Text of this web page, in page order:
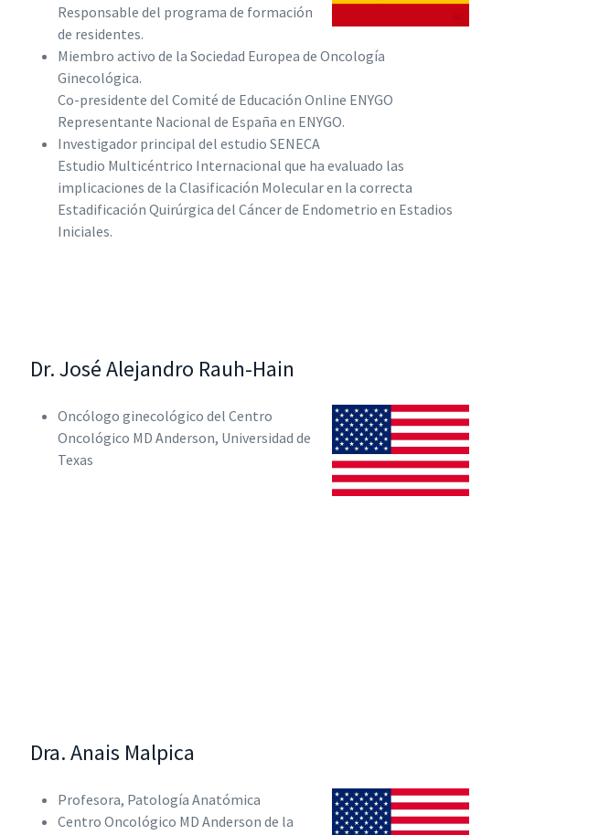
Responsable del programa de formación
de residentes.
Miembro activo de la Sociedad Europea de Oncología
Ginecológica.
Co-presidente del Comité de Educación Online ENYGO
Representante Nacional de España en ENYGO.
Investigador principal del estudio SENECA
Estudio Multicéntrico Internacional que ha evaluado las
implicaciones de la Clasificación Molecular en la correcta
Estadificación Quirúrgica del Cáncer de Endometrio en Estadios
Iniciales.
Dr. José Alejandro Rauh-Hain
Oncólogo ginecológico del Centro
Oncológico MD Anderson, Universidad de
Texas
Dra. Anais Malpica
Profesora, Patología Anatómica
Centro Oncológico MD Anderson de la